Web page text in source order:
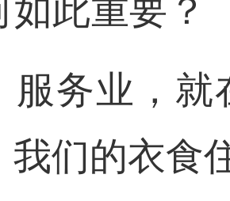
如此重要？
服务业，
我们的衣食